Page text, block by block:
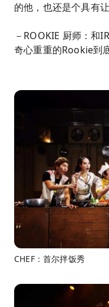
的他，也还是个具有
－ROOKIE 厨师：和
奇心重重的Rookie到
CHEF：首尔拌饭秀